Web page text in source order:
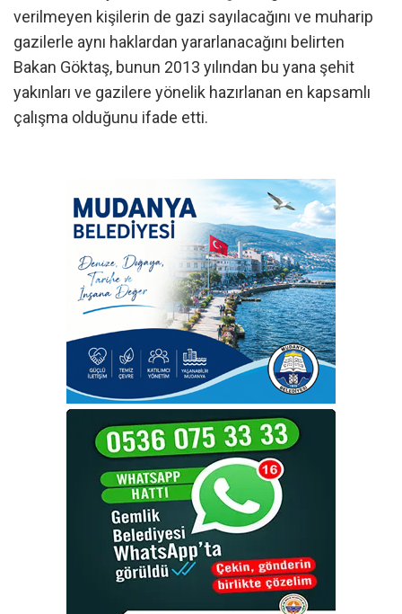
verilmeyen kişilerin de gazi sayılacağını ve muharip
gazilerle aynı haklardan yararlanacağını belirten
Bakan Göktaş, bunun 2013 yılından bu yana şehit
yakınları ve gazilere yönelik hazırlanan en kapsamlı
çalışma olduğunu ifade etti.